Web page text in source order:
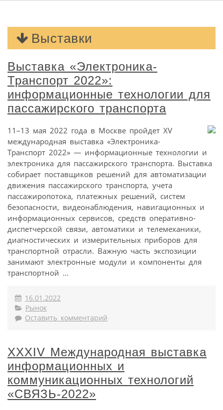
Выставки
Выставка «Электроника-
Транспорт 2022»:
информационные технологии для
пассажирского транспорта
11–13 мая 2022 года в Москве пройдет XV
международная выставка «Электроника-
Транспорт 2022» — информационные технологии и
электроника для пассажирского транспорта. Выставка
собирает поставщиков решений для автоматизации
движения пассажирского транспорта, учета
пассажиропотока, платежных решений, систем
безопасности, видеонаблюдения, навигационных и
информационных сервисов, средств оперативно-
диспетчерской связи, автоматики и телемеханики,
диагностических и измерительных приборов для
транспортной отрасли. Важную часть экспозиции
занимают электронные модули и компоненты для
транспортной ...
16.01.2022
Рынок
Оставить комментарий
XXXIV Международная выставка
информационных и
коммуникационных технологий
«СВЯЗЬ-2022»